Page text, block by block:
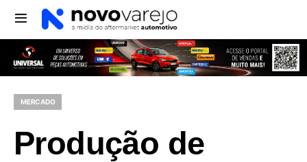
MERCADO
Produção de